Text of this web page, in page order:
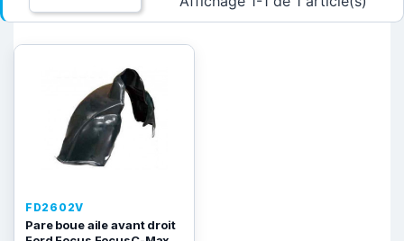
FD2602V
Pare boue aile avant droit